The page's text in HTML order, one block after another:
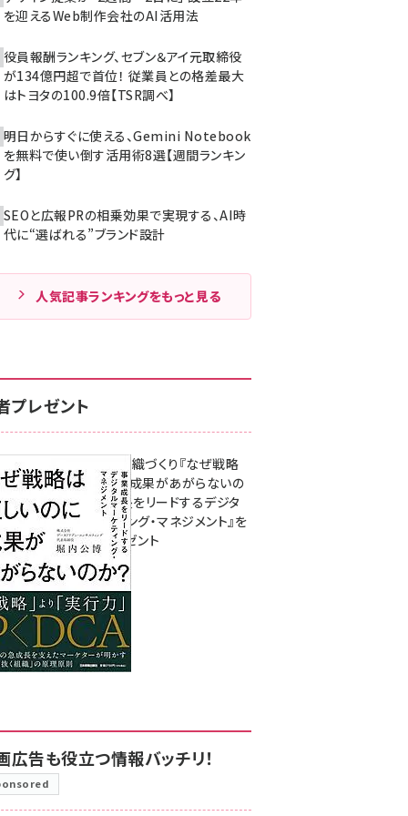
を迎えるWeb制作会社のAI活用法
役員報酬ランキング、セブン＆アイ元取締役
が134億円超で首位！ 従業員との格差最大
はトヨタの100.9倍【TSR調べ】
明日からすぐに使える、Gemini Notebook
を無料で使い倒す活用術8選【週間ランキン
グ】
SEOと広報PRの相乗効果で実現する、AI時
代に“選ばれる”ブランド設計
人気記事ランキングをもっと見る
プレゼント
成果を生む組織づくり『なぜ戦略
は正しいのに成果があがらないの
か？ 事業成長をリードするデジタ
ルマーケティング・マネジメント』を
3名様にプレゼント
8月7日 10:00
広告も役立つ情報バッチリ！